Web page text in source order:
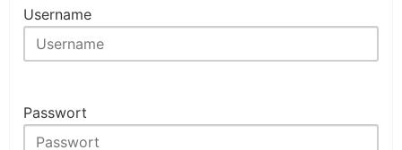
Username
Passwort